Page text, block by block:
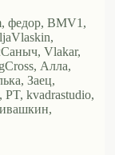
федор, BMV1,
Vlakar,
Алла,
Заец,
kvadrastudio,